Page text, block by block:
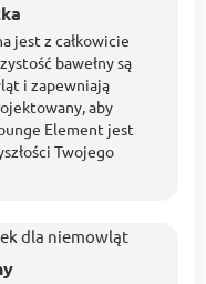
jest z całkowicie
bawełny są
i zapewniają
aby
Element jest
Twojego